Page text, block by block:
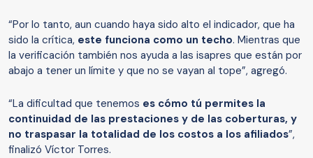
“Por lo tanto, aun cuando haya sido alto el indicador, que ha
sido la crítica, este funciona como un techo. Mientras que
la verificación también nos ayuda a las isapres que están por
abajo a tener un límite y que no se vayan al tope”, agregó.
“La dificultad que tenemos es cómo tú permites la
continuidad de las prestaciones y de las coberturas, y
no traspasar la totalidad de los costos a los afiliados”,
finalizó Víctor Torres.